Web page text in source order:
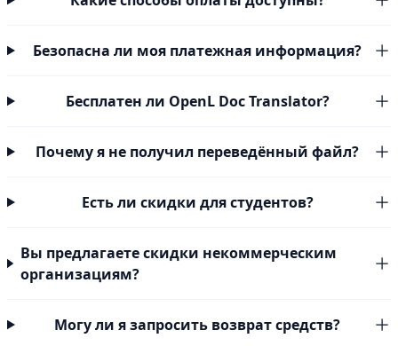
Безопасна ли моя платежная информация?
Бесплатен ли OpenL Doc Translator?
Почему я не получил переведённый файл?
Есть ли скидки для студентов?
Вы предлагаете скидки некоммерческим
организациям?
Могу ли я запросить возврат средств?